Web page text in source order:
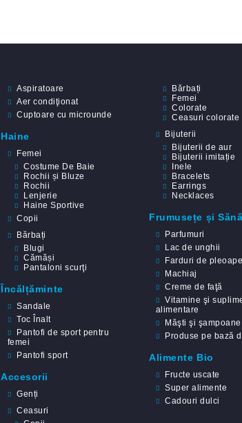
Aspiratoare
Aer condiţionat
Cuptoare cu microunde
Haine
Femei
Costume De Baie
Rochii și Bluze
Rochii
Lenjerie
Haine Sportive
Copii
Bărbați
Blugi
Cămăși
Pantaloni scurţi
Încălțăminte
Sandale
Toc Înalt
Pantofi de sport pentru
femei
Pantofi sport
Accesorii
Genți
Ceasuri
Bărbați
Femei
Colorate
Ceasuri colorate
Bijuterii
Bijuterii de aur
Bijuterii imitație
Inele
Bracelets
Earrings
Necklaces
Frumusețe și
Parfumuri
Lac de unghii
Farduri de pleoape
Machiaj
Creme de faţă
Vitamine şi
alimentare
Măşti şi
Produse pe bază
Alimente Bio
Fructe uscate
Super alimente
Cadouri dulci